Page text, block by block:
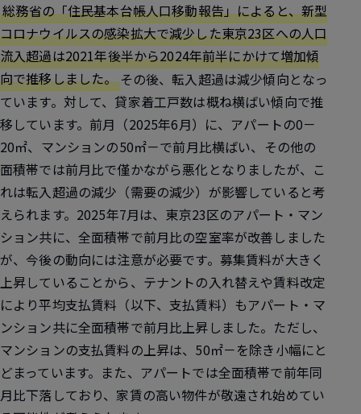
総務省の「住民基本台帳人口移動報告」によると、新型
コロナウイルスの感染拡大で減少した東京23区への人口
流入超過は2021年後半から2024年前半にかけて増加傾
向で推移しました。その後、転入超過は減少傾向となっ
ています。対して、貸家着工戸数は概ね横ばい傾向で推
移しています。前月（2025年6月）に、アパートの0－
20㎡、マンションの50㎡－で前月比横ばい、その他の
面積帯では前月比で僅かながら悪化となりましたが、こ
れは転入超過の減少（需要の減少）が影響していると考
えられます。2025年7月は、東京23区のアパート・マン
ション共に、全面積帯で前月比の空室率が改善しました
が、今後の動向には注意が必要です。募集賃料が大きく
上昇していることから、テナントの入れ替えや賃料改定
により平均支払賃料（以下、支払賃料）もアパート・マ
ンション共に全面積帯で前月比上昇しました。ただし、
マンションの支払賃料の上昇は、50㎡－を除き小幅にと
どまっています。また、アパートでは全面積帯で前年同
月比下落しており、家賃の高い物件が敬遠され始めてい